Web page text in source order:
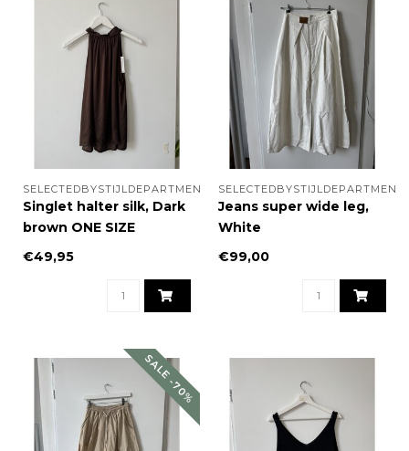
SELECTEDBYSTIJLDEPARTMENT
Singlet halter silk, Dark
brown ONE SIZE
€49,95
SELECTEDBYSTIJLDEPARTMENT
Jeans super wide leg,
White
€99,00
SALE -70%